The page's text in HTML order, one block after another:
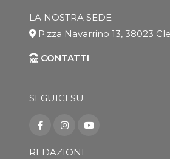
LA NOSTRA SEDE
P.zza Navarrino 13, 38023
CONTATTI
SEGUICI SU
REDAZIONE